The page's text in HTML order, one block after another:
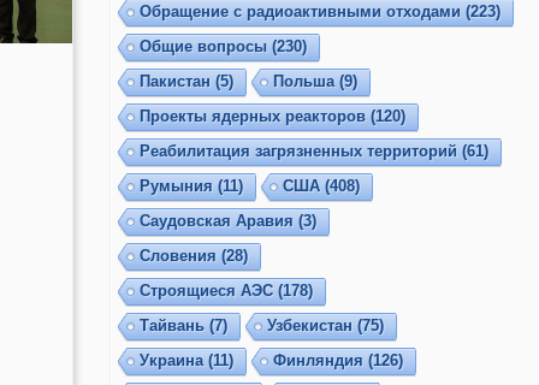
Обращение с радиоактивными отходами (223)
Общие вопросы (230)
Пакистан (5) Польша(9)
Проекты ядерных реакторов (120)
Реабилитация загрязненных территорий (61)
Румыния (11) США (408)
Саудовская Аравия (3)
Словения (28)
Строящиеся АЭС(178)
Тайвань (7) Узбекистан (75)
Украина(11) Финляндия (126)